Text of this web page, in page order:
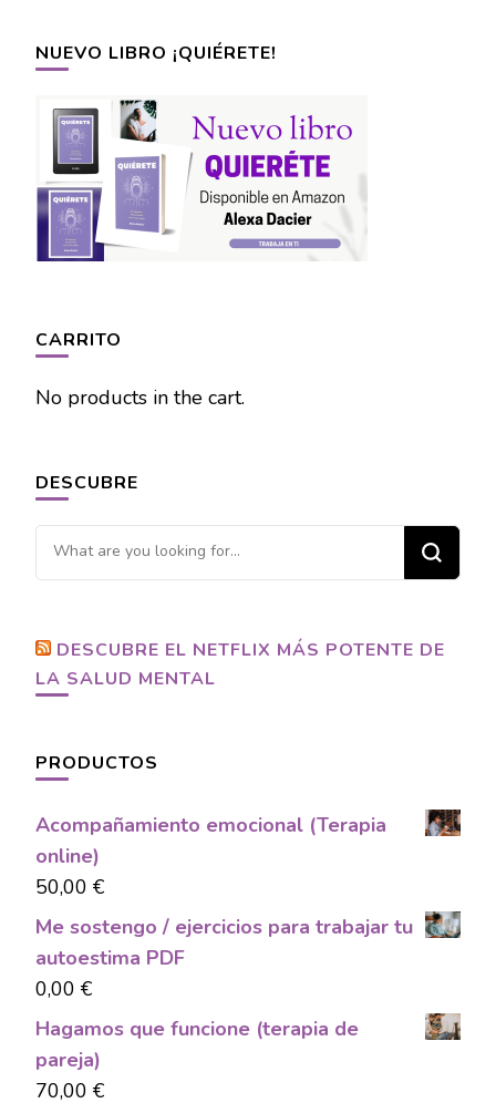
NUEVO LIBRO ¡QUIÉRETE!
CARRITO
No products in the cart.
DESCUBRE
Looking
for
DESCUBRE EL NETFLIX MÁS POTENTE DE
LA SALUD MENTAL
PRODUCTOS
Acompañamiento emocional (Terapia
online)
50,00 €
Me sostengo / ejercicios para trabajar tu
autoestima PDF
0,00 €
Hagamos que funcione (terapia de
pareja)
70,00 €